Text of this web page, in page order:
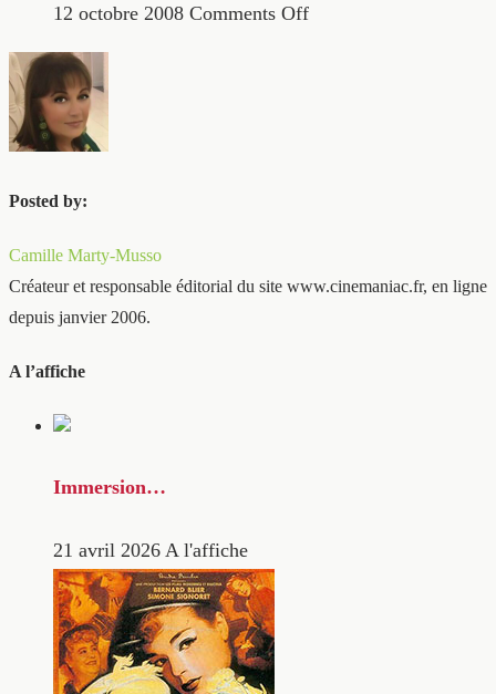
12 octobre 2008 Comments Off
Posted by:
Camille Marty-Musso
Créateur et responsable éditorial du site www.cinemaniac.fr, en ligne
depuis janvier 2006.
A l’affiche
Immersion…
21 avril 2026 A l'affiche